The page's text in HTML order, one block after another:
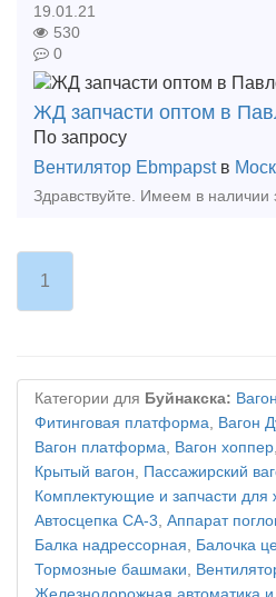
19.01.21
530
0
ЖД запчасти оптом в
По запросу
Вентилятор Ebmpapstв
1
Категории для Буйнакска:
Фитинговая платформа, Вагон
Вагон платформа, Вагон хоппер,
Крытый вагон, Пассажирский
Комплектующие и запчасти для
Автосцепка СА-3, Аппарат
Балка надрессорная, Балочка
Тормозные башмаки,